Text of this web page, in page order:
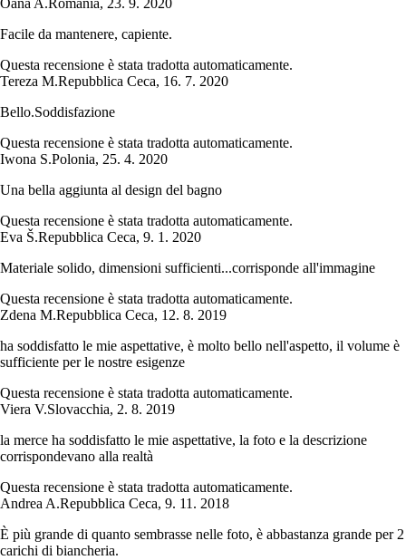
Oana A.Romania, 23. 9. 2020
Facile da mantenere, capiente.
Questa recensione è stata tradotta automaticamente.
Tereza M.Repubblica Ceca, 16. 7. 2020
Bello.Soddisfazione
Questa recensione è stata tradotta automaticamente.
Iwona S.Polonia, 25. 4. 2020
Una bella aggiunta al design del bagno
Questa recensione è stata tradotta automaticamente.
Eva Š.Repubblica Ceca, 9. 1. 2020
Materiale solido, dimensioni sufficienti...corrisponde all'immagine
Questa recensione è stata tradotta automaticamente.
Zdena M.Repubblica Ceca, 12. 8. 2019
ha soddisfatto le mie aspettative, è molto bello nell'aspetto, il volume è
sufficiente per le nostre esigenze
Questa recensione è stata tradotta automaticamente.
Viera V.Slovacchia, 2. 8. 2019
la merce ha soddisfatto le mie aspettative, la foto e la descrizione
corrispondevano alla realtà
Questa recensione è stata tradotta automaticamente.
Andrea A.Repubblica Ceca, 9. 11. 2018
È più grande di quanto sembrasse nelle foto, è abbastanza grande per 2
carichi di biancheria.